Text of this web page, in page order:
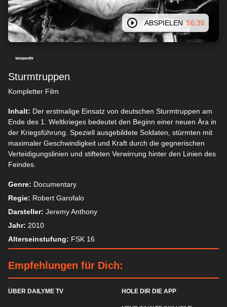
ABSPIELEN 56:35
Sturmtruppen
Kompletter Film
Inhalt: Der erstmalige Einsatz von deutschen Sturmtruppen am
Ende des 1. Weltkrieges bedeutet den Beginn einer neuen Ära in
der Kriegsführung. Speziell ausgebildete Soldaten, stürmten mit
maximaler Geschwindigkeit und Kraft durch die gegnerischen
Verteidigungslinien und stifteten Verwirrung hinter den Linien des
Feindes.
Genre: Documentary
Regie: Robert Garofalo
Darsteller: Jeremy Anthony
Jahr: 2010
Alterseinstufung: FSK 16
Empfehlungen für Dich:
ÜBER DAILYME TV HOLE DIR DIE APP